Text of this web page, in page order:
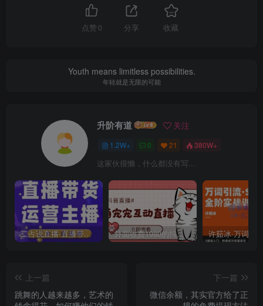
点赞 0 分享 收藏
Youth means limitless possibilities.
年轻就是无限的可能
升阶有道 关注
1.2W+ 0 21 380W+
这家伙很懒，什么都没有写...
二占说直播·直播带货主播运营课程，主播运营二合一实操课 外面收费1980的抖音萌宠宠直播项目，可虚拟人直播，抖音报白，实时互动直播【软件+详细教程】
上一篇
跳舞的人越来越多，艺术的
下一篇
微信余额，其实官方给了正